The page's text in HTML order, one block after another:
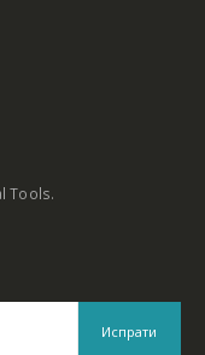
Tools.